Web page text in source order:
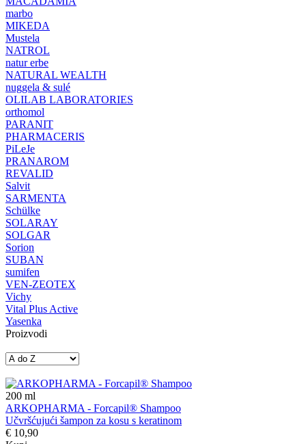
marbo
MIKEDA
Mustela
NATROL
natur erbe
NATURAL WEALTH
nuggela & sulé
OLILAB LABORATORIES
orthomol
PARANIT
PHARMACERIS
PiLeJe
PRANAROM
REVALID
Salvit
SARMENTA
Schülke
SOLARAY
SOLGAR
Sorion
SUBAN
sumifen
VEN-ZEOTEX
Vichy
Vital Plus Active
Yasenka
Proizvodi
200 ml
ARKOPHARMA - Forcapil® Shampoo
Učvršćujući šampon za kosu s keratinom
€ 10,90